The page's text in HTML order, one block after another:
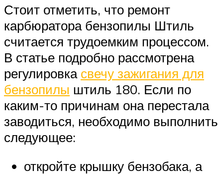
Стоит отметить, что ремонт
карбюратора бензопилы Штиль
считается трудоемким процессом.
В статье подробно рассмотрена
регулировка свечу зажигания для
бензопилы штиль 180. Если по
каким-то причинам она перестала
заводиться, необходимо выполнить
следующее:
откройте крышку бензобака, а